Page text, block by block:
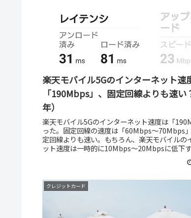
楽天モバイル5Gのインターネット速
「190Mbps」、固定回線よりも速い
年）
楽天モバイル5Gのインターネット速度は「
った。固定回線の速度は「60Mbps～70Mbps
定回線よりも速い。もちろん、楽天モバイルの
ット速度は一時的に10Mbps～20Mbpsに低下
クレジットカード